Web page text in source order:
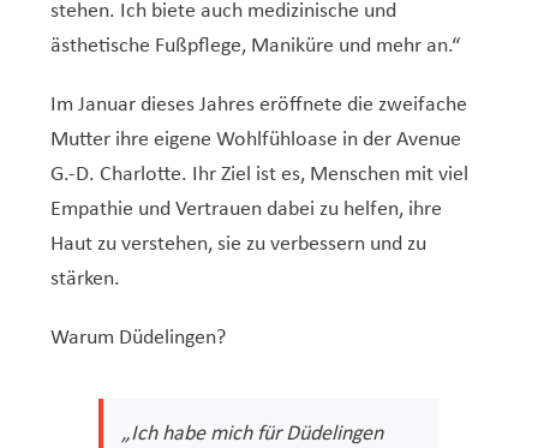
stehen. Ich biete auch medizinische und
ästhetische Fußpflege, Maniküre und mehr an.“
Im Januar dieses Jahres eröffnete die zweifache
Mutter ihre eigene Wohlfühloase in der Avenue
G.-D. Charlotte. Ihr Ziel ist es, Menschen mit viel
Empathie und Vertrauen dabei zu helfen, ihre
Haut zu verstehen, sie zu verbessern und zu
stärken.
Warum Düdelingen?
„Ich habe mich für Düdelingen